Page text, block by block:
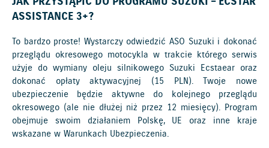
ASSISTANCE 3+?
To bardzo proste! Wystarczy odwiedzić ASO Suzuki i dokonać
przeglądu okresowego motocykla w trakcie którego serwis
użyje do wymiany oleju silnikowego Suzuki Ecstaear oraz
dokonać opłaty aktywacyjnej (15 PLN). Twoje nowe
ubezpieczenie będzie aktywne do kolejnego przeglądu
okresowego (ale nie dłużej niż przez 12 miesięcy). Program
obejmuje swoim działaniem Polskę, UE oraz inne kraje
wskazane w Warunkach Ubezpieczenia.